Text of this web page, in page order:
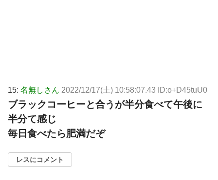
15: 名無しさん 2022/12/17(土) 10:58:07.43 ID:o+D45tuU0
ブラックコーヒーと合うが半分食べて午後に
半分て感じ
毎日食べたら肥満だぞ
レスにコメント